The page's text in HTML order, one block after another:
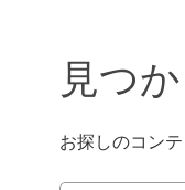
見つ
お探しのコン